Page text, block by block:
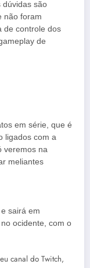
dúvidas são
não foram
de controle dos
de
em série, que é
ligados com a
veremos na
meliantes
sairá em
ocidente, com o
canal do Twitch,